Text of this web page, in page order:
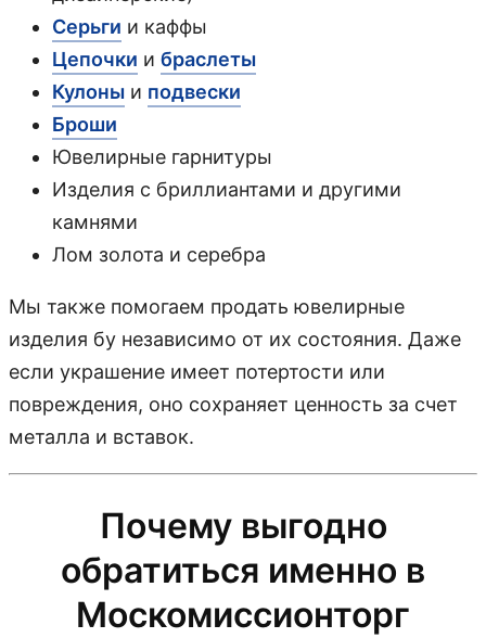
Серьги и каффы
Цепочки и браслеты
Кулоны и подвески
Броши
Ювелирные гарнитуры
Изделия с бриллиантами и другими
камнями
Лом золота и серебра
Мы также помогаем продать ювелирные
изделия бу независимо от их состояния. Даже
если украшение имеет потертости или
повреждения, оно сохраняет ценность за счет
металла и вставок.
Почему выгодно
обратиться именно в
Москомиссионторг